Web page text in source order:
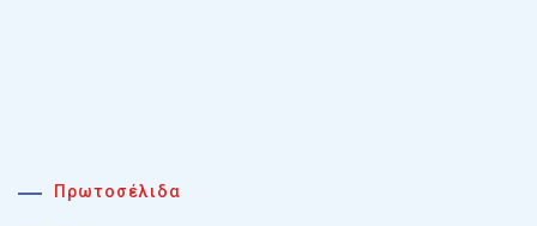
Πρωτοσέλιδα